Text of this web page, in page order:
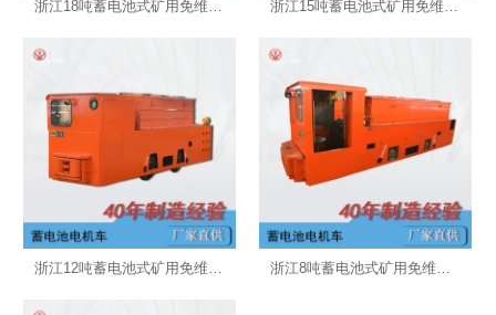
浙江12吨蓄电池式矿用免维护电机车 浙江8吨蓄电池式矿用免维护电机车